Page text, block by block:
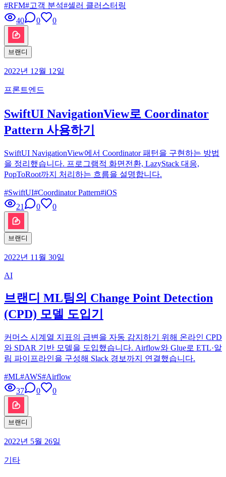
#RFM#고객 분석#셀러 클러스터링
40
0 0
브랜디
2022년 12월 12일
프론트엔드
SwiftUI NavigationView로 Coordinator
Pattern 사용하기
SwiftUI NavigationView에서 Coordinator 패턴을 구현하는 방법
을 정리했습니다. 프로그램적 화면전환, LazyStack 대응,
PopToRoot까지 처리하는 흐름을 설명합니다.
#SwiftUI#Coordinator Pattern#iOS
21
0 0
브랜디
2022년 11월 30일
AI
브랜디 ML팀의 Change Point Detection
(CPD) 모델 도입기
커머스 시계열 지표의 급변을 자동 감지하기 위해 온라인 CPD
와 SDAR 기반 모델을 도입했습니다. Airflow와 Glue로 ETL·알
림 파이프라인을 구성해 Slack 경보까지 연결했습니다.
#ML#AWS#Airflow
37
0 0
브랜디
2022년 5월 26일
기타